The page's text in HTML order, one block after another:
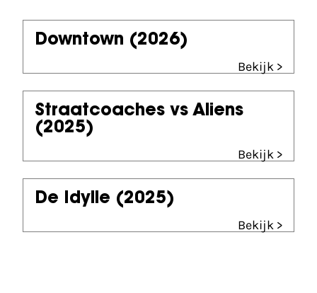
Downtown (2026)
Bekijk >
Straatcoaches vs Aliens
(2025)
Bekijk >
De Idylle (2025)
Bekijk >